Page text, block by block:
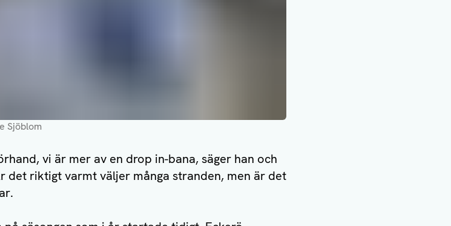
Sjöblom
vi är mer av en drop in-bana, säger han och
det riktigt varmt väljer många stranden, men är det